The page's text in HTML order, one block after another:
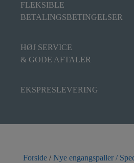
FLEKSIBLE
BETALINGSBETINGELSER
HØJ SERVICE
& GODE AFTALER
EKSPRESLEVERING
Forside /Nye engangspaller /